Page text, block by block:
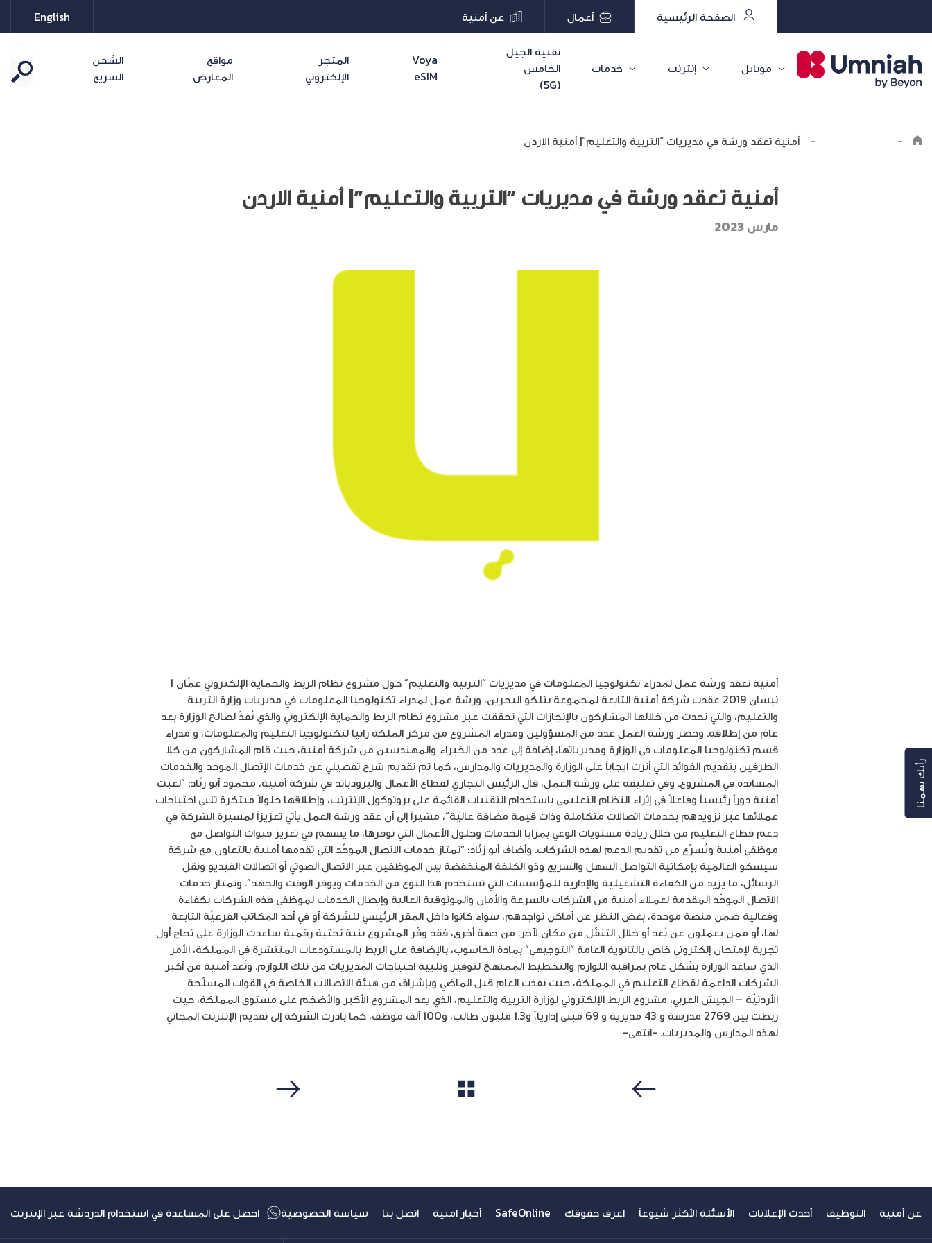
الصفحة الرئيسية أعمال عن أمنية English
موبايل إنترنت خدمات
تقنية الجيل
الخامس
(5G)
Voya
eSIM
المتجر
الإلكتروني
مواقع
المعارض
الشحن
السريع
-
- أمنية تعقد ورشة في مديريات “التربية والتعليم”| أمنية الاردن
أمنية تعقد ورشة في مديريات “التربية والتعليم”| أمنية الاردن
مارس 2023
أمنية تعقد ورشة عمل لمدراء تكنولوجيا المعلومات في مديريات “التربية والتعليم” حول مشروع نظام الربط والحماية الإلكتروني عمّان 1
نيسان 2019 عقدت شركة أمنية التابعة لمجموعة بتلكو البحرين، ورشة عمل لمدراء تكنولوجيا المعلومات في مديريات وزارة التربية
والتعليم، والتي تحدث من خلالها المشاركون بالإنجازات التي تحققت عبر مشروع نظام الربط والحماية الإلكتروني والذي نُفذّ لصالح الوزارة بعد
عام من إطلاقه. وحضر ورشة العمل عدد من المسؤولين ومدراء المشروع من مركز الملكة رانيا لتكنولوجيا التعليم والمعلومات، و مدراء
قسم تكنولوجيا المعلومات في الوزارة ومديرياتها، إضافة إلى عدد من الخبراء والمهندسين من شركة أمنية، حيث قام المشاركون من كلا
الطرفين بتقديم الفوائد التي أثرت ايجاباً على الوزارة والمديريات والمدارس، كما تم تقديم شرح تفصيلي عن خدمات الإتصال الموحد والخدمات
المساندة في المشروع. وفي تعليقه على ورشة العمل، قال الرئيس التجاري لقطاع الأعمال والبرودباند في شركة أمنية، محمود أبو زنّاد: “لعبت
أمنية دوراً رئيسياً وفاعلاً في إثراء النظام التعليمي باستخدام التقنيات القائمة على بروتوكول الإنترنت، وإطلاقها حلولاً مبتكرة تلبي احتياجات
عملائها عبر تزويدهم بخدمات اتصالات متكاملة وذات قيمة مضافة عالية”، مشيراً إلى أن عقد ورشة العمل يأتي تعزيزاً لمسيرة الشركة في
دعم قطاع التعليم من خلال زيادة مستويات الوعي بمزايا الخدمات وحلول الأعمال التي نوفرها، ما يسهم في تعزيز قنوات التواصل مع
موظفي أمنية ويُسرّع من تقديم الدعم لهذه الشركات. وأضاف أبو زنّاد: “تمتاز خدمات الاتصال الموحّد التي تقدمها أمنية بالتعاون مع شركة
سيسكو العالمية بإمكانية التواصل السهل والسريع وذو الكلفة المنخفضة بين الموظفين عبر الاتصال الصوتي أو اتصالات الفيديو ونقل
الرسائل، ما يزيد من الكفاءة التشغيلية والإدارية للمؤسسات التي تستخدم هذا النوع من الخدمات ويوفر الوقت والجهد”. وتمتاز خدمات
الاتصال الموحّد المقدمة لعملاء أمنية من الشركات بالسرعة والأمان والموثوقية العالية وإيصال الخدمات لموظفي هذه الشركات بكفاءة
وفعالية ضمن منصة موحدة، بغض النظر عن أماكن تواجدهم، سواء كانوا داخل المقر الرئيسي للشركة أو في أحد المكاتب الفرعيّة التابعة
لها، أو ممن يعملون عن بُعد أو خلال التنقّل من مكان لآخر. من جهة أخرى، فقد وفّر المشروع بنية تحتية رقمية ساعدت الوزارة على نجاح أول
تجربة لإمتحان إلكتروني خاص بالثانوية العامة “التوجيهي” بمادة الحاسوب، بالإضافة على الربط بالمستودعات المنتشرة في المملكة، الأمر
الذي ساعد الوزارة بشكل عام بمراقبة اللوازم والتخطيط الممنهج لتوفير وتلبية احتياجات المديريات من تلك اللوازم. وتُعد أمنية من أكبر
الشركات الداعمة لقطاع التعليم في المملكة، حيث نفذت العام قبل الماضي وبإشراف من هيئة الاتصالات الخاصة في القوات المسلّحة
الأردنيّة – الجيش العربي، مشروع الربط الإلكتروني لوزارة التربية والتعليم، الذي يعد المشروع الأكبر والأضخم على مستوى المملكة، حيث
ربطت بين 2769 مدرسة و 43 مديرية و 69 مبنى إداريا،ً و1.3 مليون طالب، و100 ألف موظف، كما بادرت الشركة إلى تقديم الإنترنت المجاني
لهذه المدارس والمديريات. -انتهى-
عن أمنية التوظيف أحدث الإعلانات الأسئلة الأكثر شيوعاً اعرف حقوقك SafeOnline أخبار امنية اتصل بنا سياسة الخصوصية احصل على المساعدة في استخدام الدردشة عبر الإنترنت
رأيك بهمنا